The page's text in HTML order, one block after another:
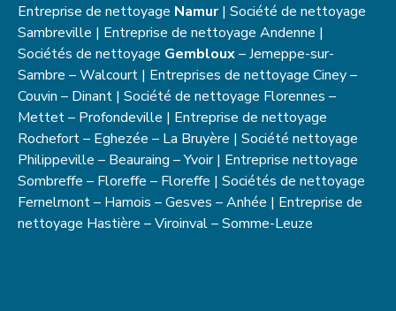
Entreprise de nettoyage Namur| Société de nettoyage
Sambreville | Entreprise de nettoyage Andenne |
Sociétés de nettoyage Gembloux– Jemeppe-sur-
Sambre – Walcourt | Entreprises de nettoyage Ciney –
Couvin – Dinant | Société de nettoyage Florennes –
Mettet – Profondeville | Entreprise de nettoyage
Rochefort – Eghezée – La Bruyère | Société nettoyage
Philippeville – Beauraing – Yvoir | Entreprise nettoyage
Sombreffe – Floreffe – Floreffe | Sociétés de nettoyage
Fernelmont – Hamois – Gesves – Anhée | Entreprise de
nettoyage Hastière – Viroinval – Somme-Leuze